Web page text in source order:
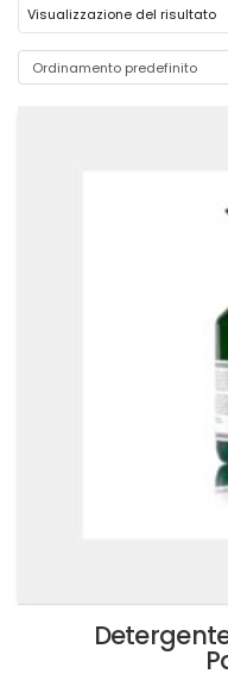
Visualizzazione del risultato